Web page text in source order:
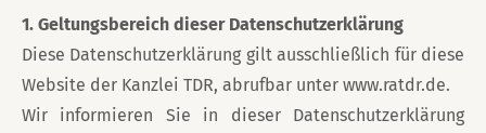
1. Geltungsbereich dieser Datenschutzerklärung
Diese Datenschutzerklärung gilt ausschließlich für diese
Website der Kanzlei TDR, abrufbar unter www.ratdr.de.
Wir informieren Sie in dieser Datenschutzerklärung